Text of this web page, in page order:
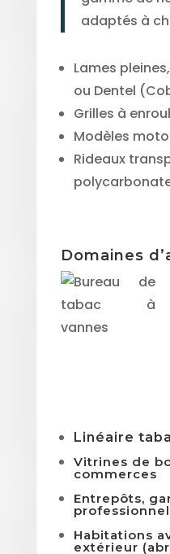
adaptés à
Lames
ou Dentel
Grilles à
Modèles
Rideaux
Domaines
Linéaire
Vitrines de
commerces
Entrepôts,
Habitations
extérieur